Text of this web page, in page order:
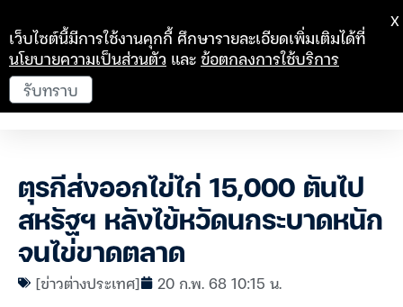
ตุรกีส่งออกไข่ไก่ 15,000 ตันไป
สหรัฐฯ หลังไข้หวัดนกระบาดหนัก
จนไข่ขาดตลาด
[ข่าวต่างประเทศ] 20 ก.พ. 68 10:15 น.
เว็บไซต์นี้มีการใช้งานคุกกี้ ศึกษารายละเอียดเพิ่มเติมได้ที่
นโยบายความเป็นส่วนตัว และข้อตกลงการใช้บริการ
รับทราบ
X